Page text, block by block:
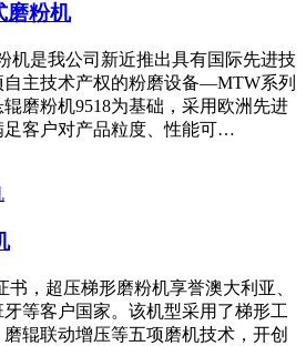
磨粉机
机是我公司新近推出具有国际先进技
主技术产权的粉磨设备—MTW系列
磨粉机9518为基础，采用欧洲先进
足客户对产品粒度、性能可…
书，超压梯形磨粉机享誉澳大利亚、
等客户国家。该机型采用了梯形工
辊联动增压等五项磨机技术，开创